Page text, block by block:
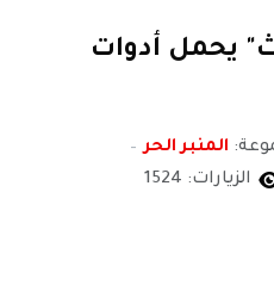
يحمل أدوات
المنبر الحر
الزيارات: 1524